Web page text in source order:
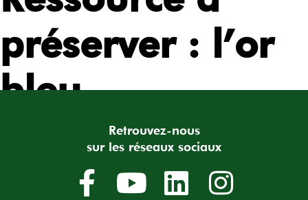
préserver : l’or
bleu
Retrouvez-nous
sur les réseaux sociaux